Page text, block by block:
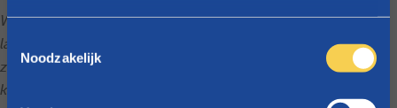
welke cookies we gebruiken.
T
Noodzakelijk
Wil je volgend jaar extra
lang genieten van de
zomervakantie met je
kinderen? Vraag dan op